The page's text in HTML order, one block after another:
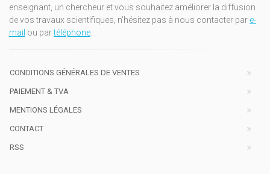
enseignant, un chercheur et vous souhaitez améliorer la diffusion
de vos travaux scientifiques, n'hésitez pas à nous contacter par e-
mail ou partéléphone
CONDITIONS GÉNÉRALES DE VENTES
PAIEMENT & TVA
MENTIONS LÉGALES
CONTACT
RSS